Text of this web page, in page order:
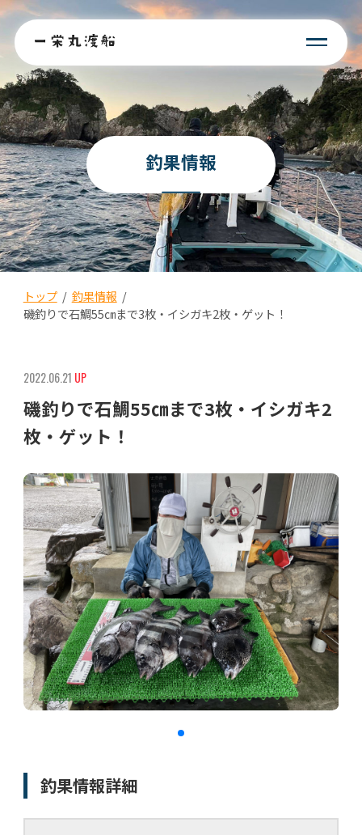
釣果情報
トップ/ 釣果情報 /
磯釣りで石鯛55㎝まで3枚・イシガキ2枚・ゲット！
2022.06.21 UP
磯釣りで石鯛55㎝まで3枚・イシガキ2
枚・ゲット！
釣果情報詳細